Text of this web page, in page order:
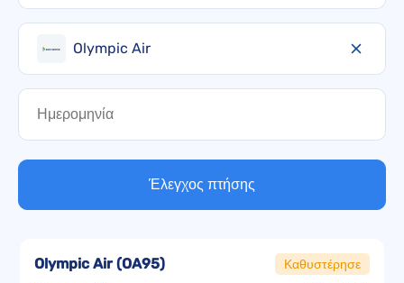
Olympic Air
Έλεγχος πτήσης
Olympic Air(OA95) Καθυστέρησε